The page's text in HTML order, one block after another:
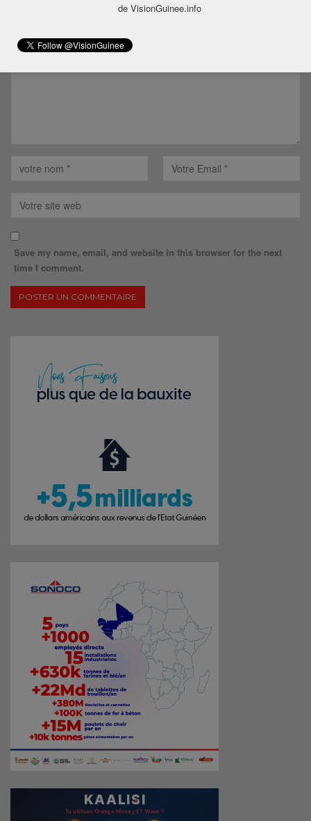
Votre adresse email ne sera pas publiée.
Save my name, email, and website in this browser for the next
time I comment.
de VisionGuinee.info